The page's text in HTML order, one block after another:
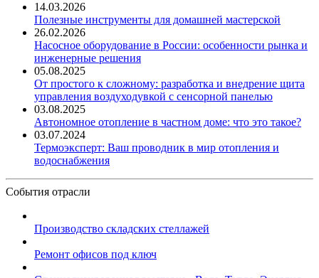
14.03.2026
Полезные инструменты для домашней мастерской
26.02.2026
Насосное оборудование в России: особенности рынка и
инженерные решения
05.08.2025
От простого к сложному: разработка и внедрение щита
управления воздуходувкой с сенсорной панелью
03.08.2025
Автономное отопление в частном доме: что это такое?
03.07.2024
Термоэксперт: Ваш проводник в мир отопления и
водоснабжения
События отрасли
Производство складских стеллажей
Ремонт офисов под ключ